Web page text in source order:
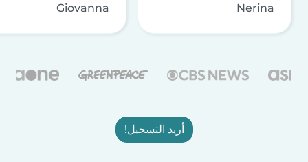
Nerina
Giovanna
أريد التسجيل!